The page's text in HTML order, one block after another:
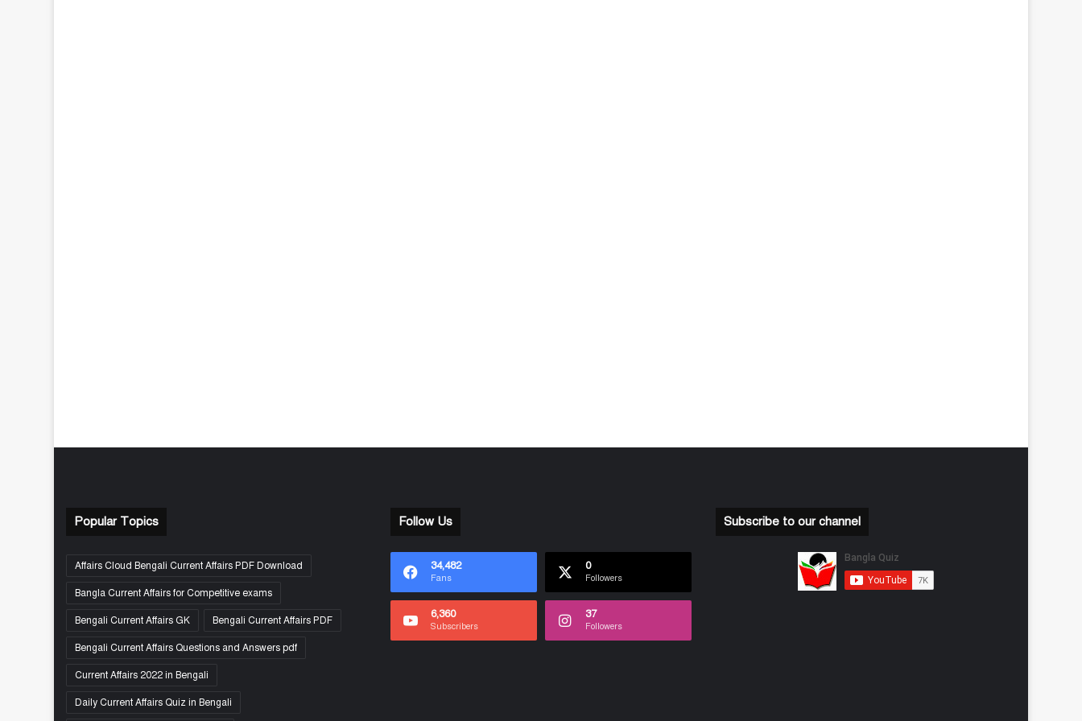
Popular Topics
Affairs Cloud Bengali Current Affairs PDF Download
Bangla Current Affairs for Competitive exams
Bengali Current Affairs GK Bengali Current Affairs PDF
Bengali Current Affairs Questions and Answers pdf
Current Affairs 2022 in Bengali
Daily Current Affairs Quiz in Bengali
Follow Us
34,482
Fans
0
Followers
6,360
Subscribers
37
Followers
Subscribe to our channel